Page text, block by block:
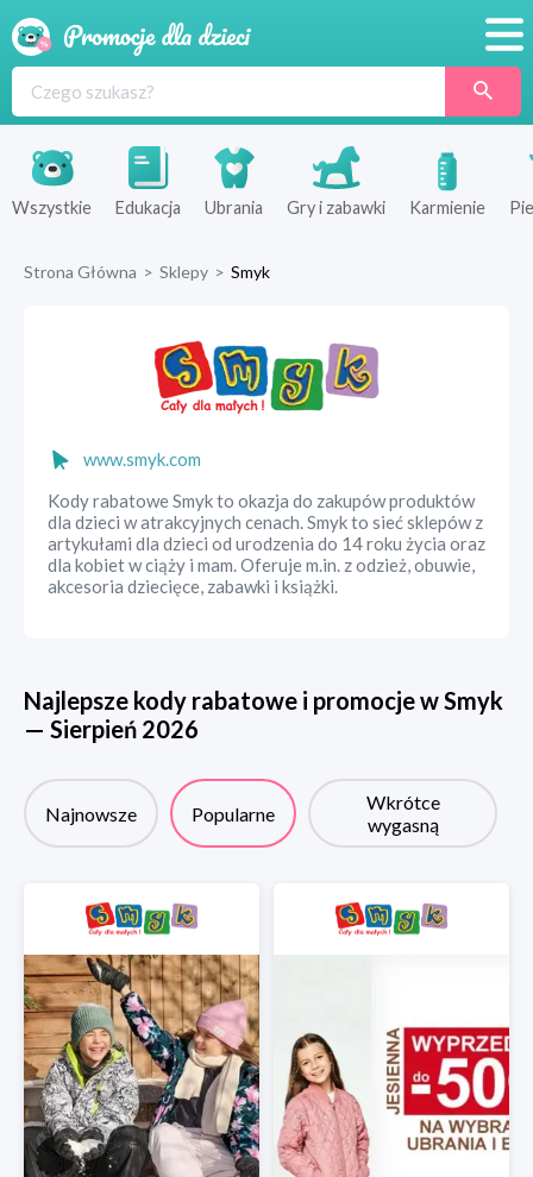
Produkty
Sklepy
Wszystkie Edukacja Ubrania Gry i zabawki Karmienie
Strona Główna > Sklepy > Smyk
www.smyk.com
Kody rabatowe Smyk to okazja do zakupów produktów
dla dzieci w atrakcyjnych cenach. Smyk to sieć sklepów z
artykułami dla dzieci od urodzenia do 14 roku życia oraz
dla kobiet w ciąży i mam. Oferuje m.in. z odzież, obuwie,
akcesoria dziecięce, zabawki i książki.
Najlepsze kody rabatowe i promocje wSmyk
— Sierpień 2026
Najnowsze Popularne
Wkrótce
wygasną